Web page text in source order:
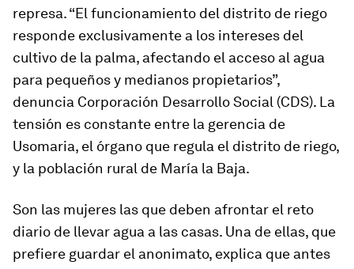
represa. “El funcionamiento del distrito de riego
responde exclusivamente a los intereses del
cultivo de la palma, afectando el acceso al agua
para pequeños y medianos propietarios”,
denuncia Corporación Desarrollo Social (CDS). La
tensión es constante entre la gerencia de
Usomaria, el órgano que regula el distrito de riego,
y la población rural de María la Baja.
Son las mujeres las que deben afrontar el reto
diario de llevar agua a las casas. Una de ellas, que
prefiere guardar el anonimato, explica que antes